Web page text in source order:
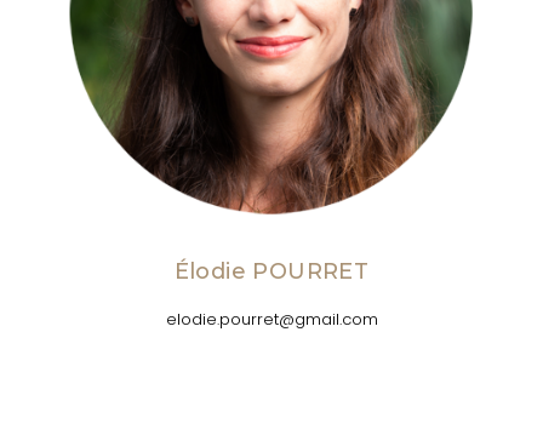
Élodie POURRET
elodie.pourret@gmail.com